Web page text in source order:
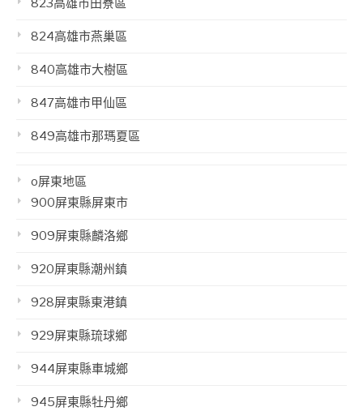
823高雄市田寮區
824高雄市燕巢區
840高雄市大樹區
847高雄市甲仙區
849高雄市那瑪夏區
o屏東地區
900屏東縣屏東市
909屏東縣麟洛鄉
920屏東縣潮州鎮
928屏東縣東港鎮
929屏東縣琉球鄉
944屏東縣車城鄉
945屏東縣牡丹鄉